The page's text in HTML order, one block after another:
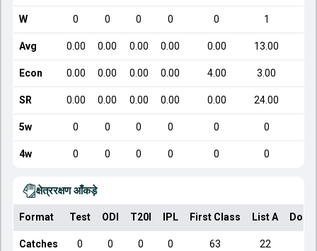
W 0 0 0 0 0 1
Avg 0.00 0.00 0.00 0.00 0.00 13.00
Econ 0.00 0.00 0.00 0.00 4.00 3.00
SR 0.00 0.00 0.00 0.00 0.00 24.00
5w 0 0 0 0 0 0
4w 0 0 0 0 0 0
क्षेत्ररक्षण आँकड़े
Format Test ODI T20I IPL First Class List A
Catches 0 0 0 0 63 22